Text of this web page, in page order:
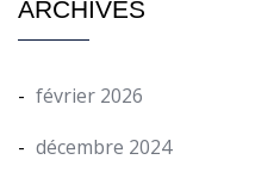
ARCHIVES
février 2026
décembre 2024